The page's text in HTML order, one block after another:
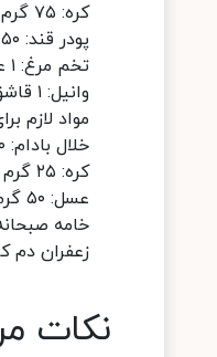
کره: ۷۵ گرم
پودر قند: ۵۰ گرم
تخم مرغ: ۱ عدد
وانیل: ۱ قاشق چای‌خوری
مواد لازم
خلال بادام: ۱۰۰ گرم
کره: ۲۵ گرم
عسل: ۵۰ گرم
خامه صبحانه: ۱۰۰
زعفران دم کرده: ۱ قاشق
نکات